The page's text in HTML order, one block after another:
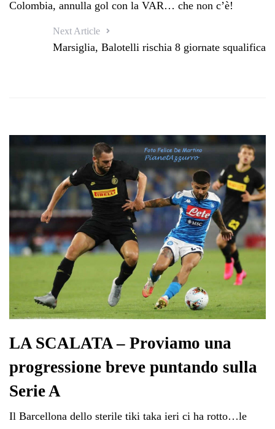
Colombia, annulla gol con la VAR… che non c’è!
Next Article
Marsiglia, Balotelli rischia 8 giornate squalifica
LA SCALATA – Proviamo una
progressione breve puntando sulla
Serie A
Il Barcellona dello sterile tiki taka ieri ci ha rotto…le